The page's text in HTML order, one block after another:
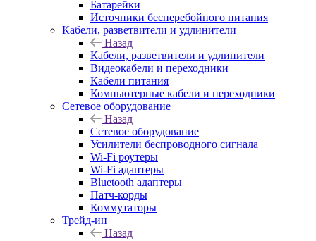
Батарейки
Источники бесперебойного питания
Кабели, разветвители и удлинители
Назад
Кабели, разветвители и удлинители
Видеокабели и переходники
Кабели питания
Компьютерные кабели и переходники
Сетевое оборудование
Назад
Сетевое оборудование
Усилители беспроводного сигнала
Wi-Fi роутеры
Wi-Fi адаптеры
Bluetooth адаптеры
Патч-корды
Коммутаторы
Трейд-ин
Назад